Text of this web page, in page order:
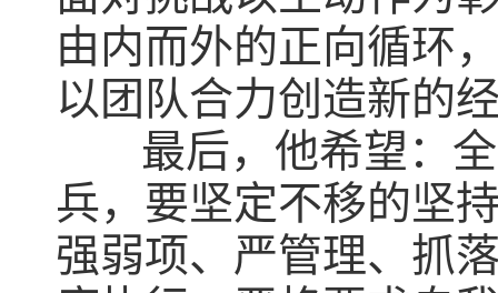
由内而外的正向循环
以团队合力创造新
最后，他希望：全
兵，要坚定不移的坚
强弱项、严管理、抓